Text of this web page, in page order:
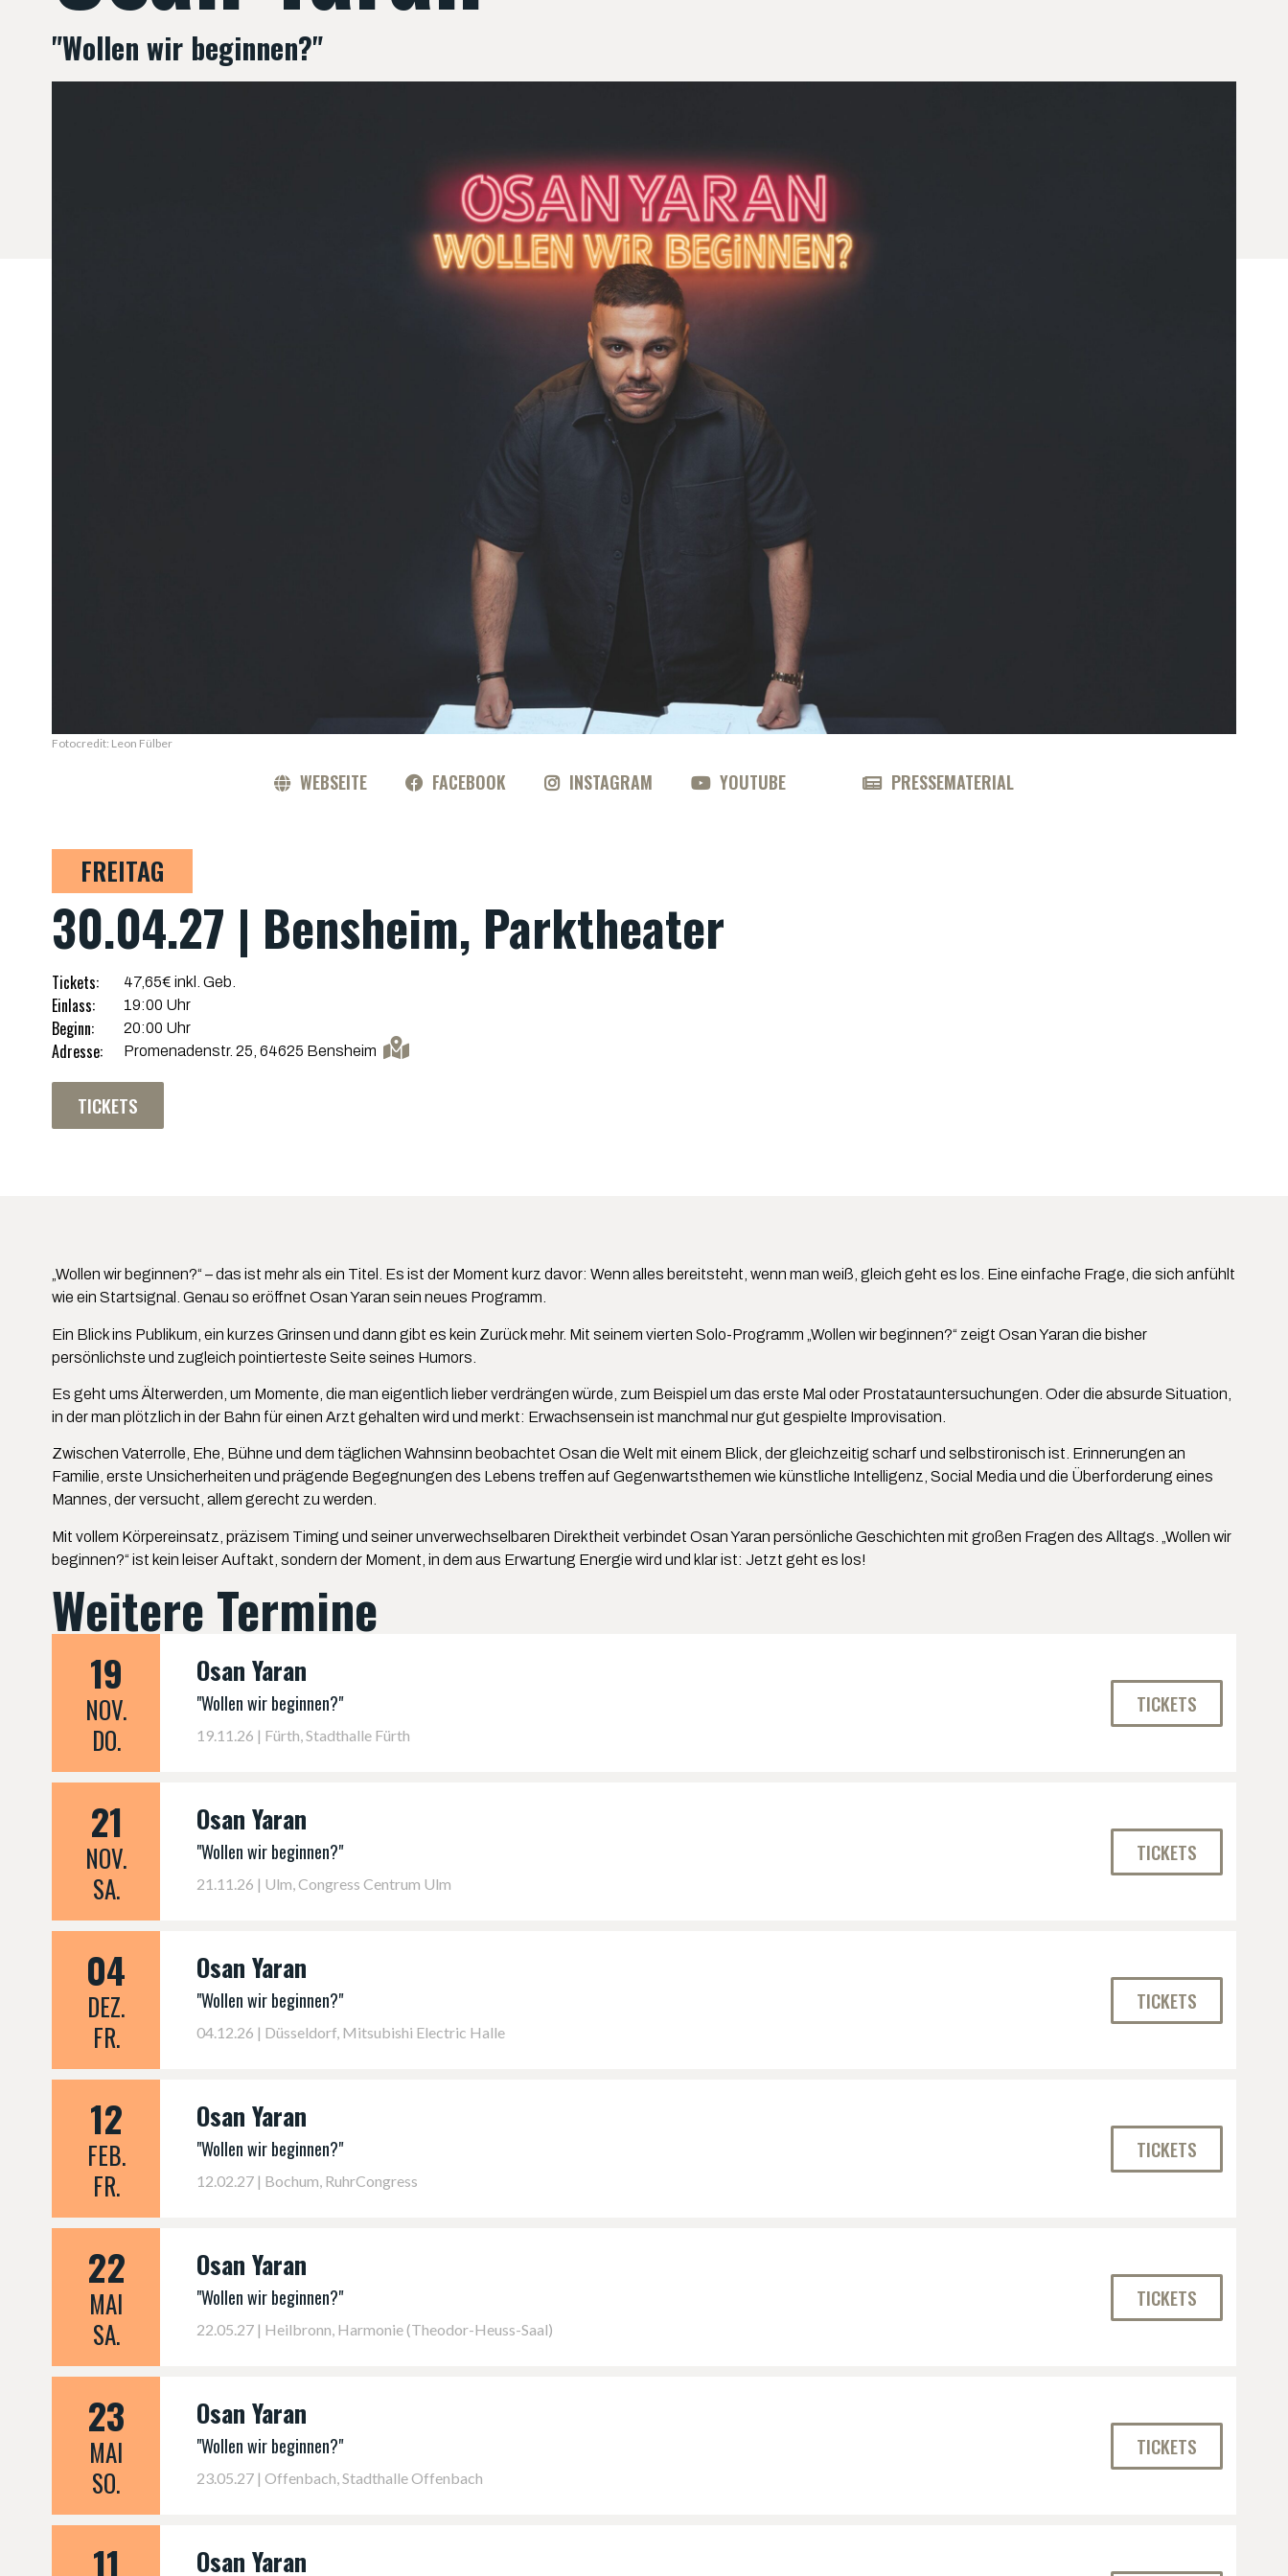
"Wollen wir beginnen?"
Fotocredit: Leon Fülber
WEBSEITE FACEBOOK INSTAGRAM YOUTUBE PRESSEMATERIAL
FREITAG
30.04.27 | Bensheim, Parktheater
Tickets: 47,65€ inkl. Geb.
Einlass: 19:00 Uhr
Beginn: 20:00 Uhr
Adresse: Promenadenstr. 25, 64625 Bensheim
TICKETS
„Wollen wir beginnen?“ – das ist mehr als ein Titel. Es ist der Moment kurz davor: Wenn alles bereitsteht, wenn man weiß, gleich geht es los. Eine einfache Frage, die sich anfühlt
wie ein Startsignal. Genau so eröffnet Osan Yaran sein neues Programm.
Ein Blick ins Publikum, ein kurzes Grinsen und dann gibt es kein Zurück mehr. Mit seinem vierten Solo-Programm „Wollen wir beginnen?“ zeigt Osan Yaran die bisher
persönlichste und zugleich pointierteste Seite seines Humors.
Es geht ums Älterwerden, um Momente, die man eigentlich lieber verdrängen würde, zum Beispiel um das erste Mal oder Prostatauntersuchungen. Oder die absurde Situation,
in der man plötzlich in der Bahn für einen Arzt gehalten wird und merkt: Erwachsensein ist manchmal nur gut gespielte Improvisation.
Zwischen Vaterrolle, Ehe, Bühne und dem täglichen Wahnsinn beobachtet Osan die Welt mit einem Blick, der gleichzeitig scharf und selbstironisch ist. Erinnerungen an
Familie, erste Unsicherheiten und prägende Begegnungen des Lebens treffen auf Gegenwartsthemen wie künstliche Intelligenz, Social Media und die Überforderung eines
Mannes, der versucht, allem gerecht zu werden.
Mit vollem Körpereinsatz, präzisem Timing und seiner unverwechselbaren Direktheit verbindet Osan Yaran persönliche Geschichten mit großen Fragen des Alltags. „Wollen wir
beginnen?“ ist kein leiser Auftakt, sondern der Moment, in dem aus Erwartung Energie wird und klar ist: Jetzt geht es los!
Weitere Termine
19
NOV.
DO.
Osan Yaran
"Wollen wir beginnen?"
19.11.26 | Fürth, Stadthalle Fürth
TICKETS
21
NOV.
SA.
Osan Yaran
"Wollen wir beginnen?"
21.11.26 | Ulm, Congress Centrum Ulm
TICKETS
04
DEZ.
FR.
Osan Yaran
"Wollen wir beginnen?"
04.12.26 | Düsseldorf, Mitsubishi Electric Halle
TICKETS
12
FEB.
FR.
Osan Yaran
"Wollen wir beginnen?"
12.02.27 | Bochum, RuhrCongress
TICKETS
22
MAI
SA.
Osan Yaran
"Wollen wir beginnen?"
22.05.27 | Heilbronn, Harmonie (Theodor-Heuss-Saal)
TICKETS
23
MAI
SO.
Osan Yaran
"Wollen wir beginnen?"
23.05.27 | Offenbach, Stadthalle Offenbach
TICKETS
11 Osan Yaran